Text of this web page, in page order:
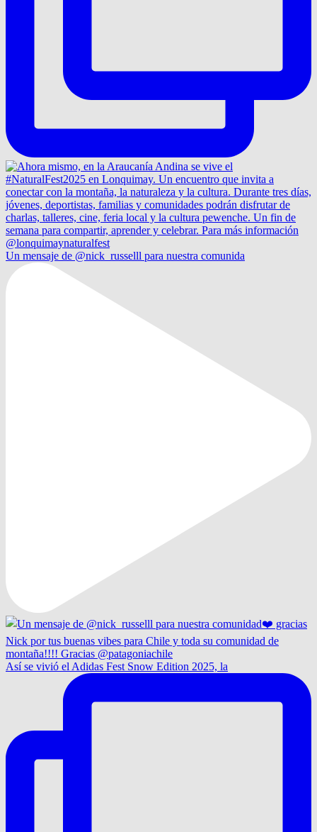
Un mensaje de @nick_russelll para nuestra comunida
Así se vivió el Adidas Fest Snow Edition 2025, la